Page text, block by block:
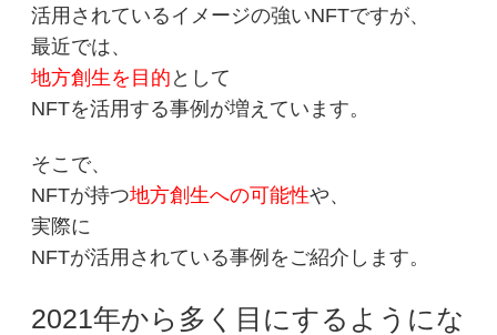
活用されているイメージの強いNFTですが、
最近では、
地方創生を目的 として
NFTを活用する事例が増えています。
そこで、
NFTが持つ地方創生への可能性や、
実際に
NFTが活用されている事例をご紹介します。
2021年から多く目にするようにな